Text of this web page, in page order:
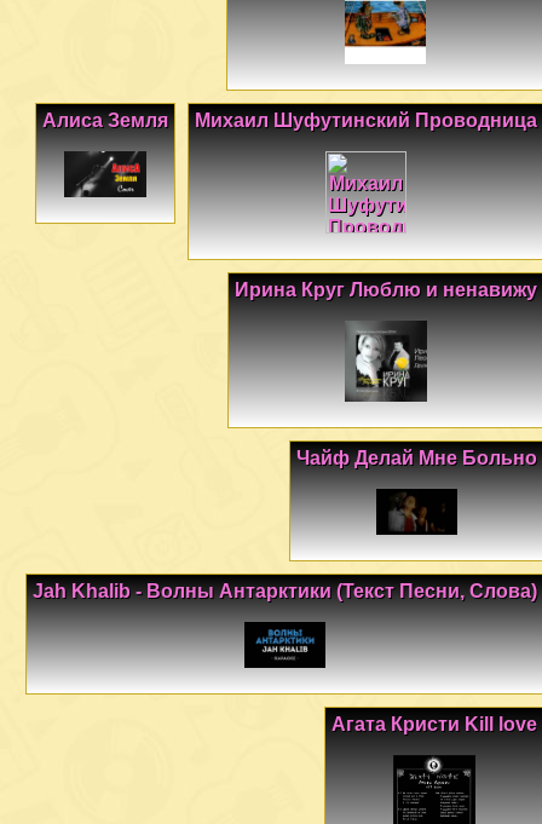
Михаил Шуфутинский Проводница
Алиса Земля
Ирина Круг Люблю и ненавижу
Чайф Делай Мне Больно
Jah Khalib - Волны Антарктики (Текст Песни, Слова)
Агата Кристи Kill love